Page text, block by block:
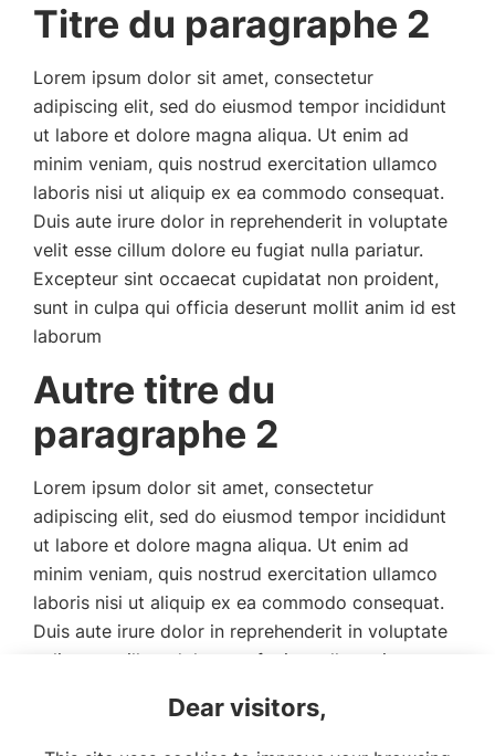
Titre du paragraphe 2
Lorem ipsum dolor sit amet, consectetur
adipiscing elit, sed do eiusmod tempor incididunt
ut labore et dolore magna aliqua. Ut enim ad
minim veniam, quis nostrud exercitation ullamco
laboris nisi ut aliquip ex ea commodo consequat.
Duis aute irure dolor in reprehenderit in voluptate
velit esse cillum dolore eu fugiat nulla pariatur.
Excepteur sint occaecat cupidatat non proident,
sunt in culpa qui officia deserunt mollit anim id est
laborum
Autre titre du
paragraphe 2
Lorem ipsum dolor sit amet, consectetur
adipiscing elit, sed do eiusmod tempor incididunt
ut labore et dolore magna aliqua. Ut enim ad
minim veniam, quis nostrud exercitation ullamco
laboris nisi ut aliquip ex ea commodo consequat.
Duis aute irure dolor in reprehenderit in voluptate
velit esse cillum dolore eu fugiat nulla pariatur.
sunt in culpa qui officia deserunt mollit anim id est
laborum
Dear visitors,